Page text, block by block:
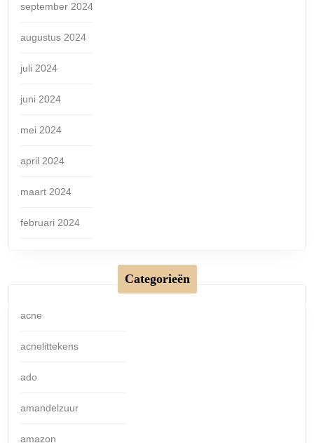
september 2024
augustus 2024
juli 2024
juni 2024
mei 2024
april 2024
maart 2024
februari 2024
Categorieën
acne
acnelittekens
ado
amandelzuur
amazon